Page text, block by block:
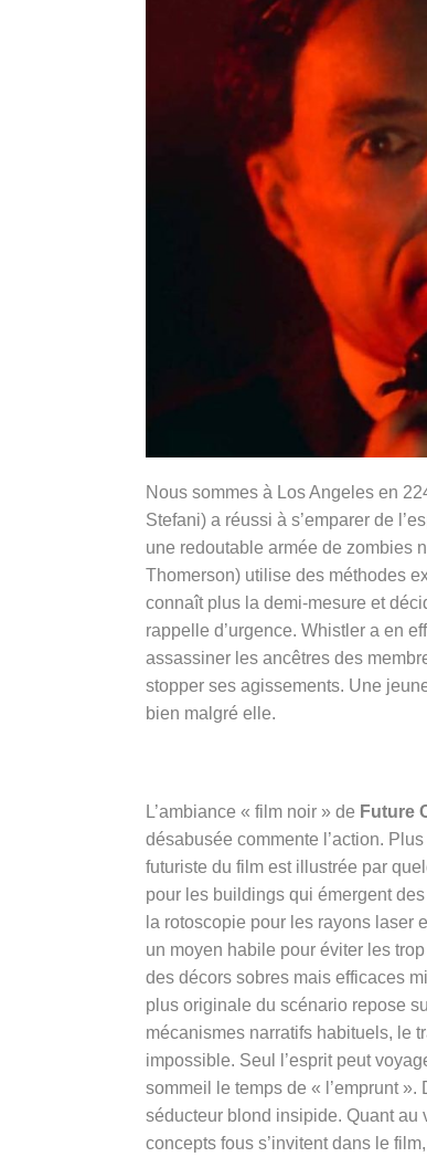
Nous sommes à Los Angeles en
Stefani) a réussi à s’emparer de
une redoutable armée de zombies
Thomerson) utilise des méthodes
connaît plus la demi-mesure et
rappelle d’urgence. Whistler a en
assassiner les ancêtres des
stopper ses agissements. Une
bien malgré elle.
L’ambiance « film noir » de Future
désabusée commente l’action.
futuriste du film est illustrée par
pour les buildings qui émergent
la rotoscopie pour les rayons laser
un moyen habile pour éviter les
des décors sobres mais efficaces
plus originale du scénario repose
mécanismes narratifs habituels, le
impossible. Seul l’esprit peut
sommeil le temps de « l’emprunt ».
séducteur blond insipide. Quant au
concepts fous s’invitent dans le